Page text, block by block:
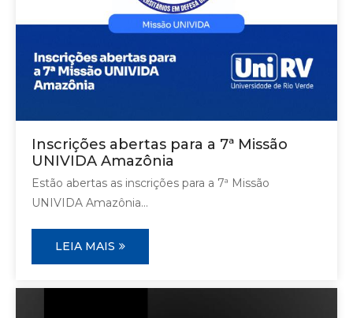
Inscrições abertas para a 7ª Missão
UNIVIDA Amazônia
Estão abertas as inscrições para a 7ª Missão
UNIVIDA Amazônia...
LEIA MAIS